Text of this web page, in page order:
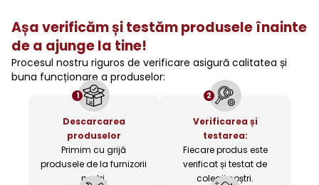
Așa verificăm și testăm produsele înainte
de a ajunge la tine!
Procesul nostru riguros de verificare asigură calitatea și
buna funcționare a produselor:
1
Descarcarea
produselor
Primim cu grijă
produsele de la furnizorii
noștri.
2
Verificarea și
testarea:
Fiecare produs este
verificat și testat de
colegii noștri.